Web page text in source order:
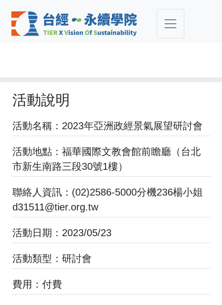
活動說明
活動名稱： 2023年亞洲政經景氣展望研討會
活動地點： 福華國際文教會館前瞻廳（台北
市新生南路三段30號1樓）
聯絡人資訊： (02)2586-5000分機236楊小姐
d31511@tier.org.tw
活動日期： 2023/05/23
活動類型： 研討會
費用： 付費